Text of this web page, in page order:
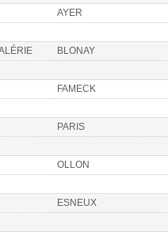
AYER
BLONAY
FAMECK
PARIS
OLLON
ESNEUX